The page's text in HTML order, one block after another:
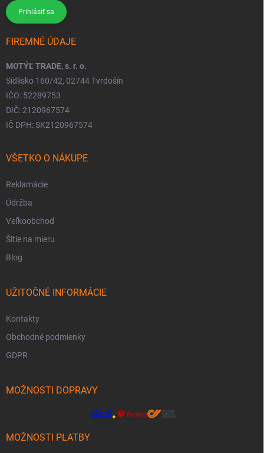
Prihlásiť sa
FIREMNÉ ÚDAJE
MOTÝĽ TRADE, s. r. o.
Sídlisko 160/42, 02744 Tvrdošín
IČO: 52289753
DIČ: 2120967574
IČ DPH: SK2120967574
VŠETKO O NÁKUPE
Reklamácie
Údržba
Veľkoobchod
Šitie na mieru
Blog
UŽITOČNÉ INFORMÁCIE
Kontakty
Obchodné podmienky
GDPR
MOŽNOSTI DOPRAVY
MOŽNOSTI PLATBY